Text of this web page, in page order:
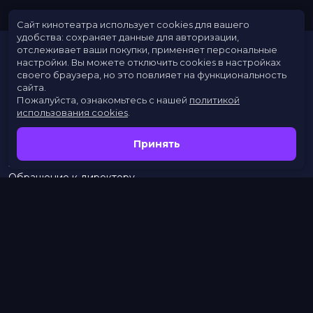
Расписание
Скоро в кино
Заведения
Обращение к директору
Сайт кинотеатра использует cookies для вашего
удобства: сохраняет данные для авторизации,
отслеживает ваши покупки, применяет персональные
настройки. Вы можете отключить cookies в настройках
своего браузера, но это повлияет на функциональность
сайта.
Пожалуйста, ознакомьтесь с нашей политикой
использования cookies
Принять